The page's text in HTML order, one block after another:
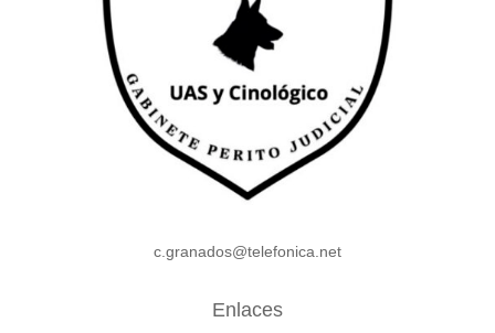
c.granados@telefonica.net
Enlaces